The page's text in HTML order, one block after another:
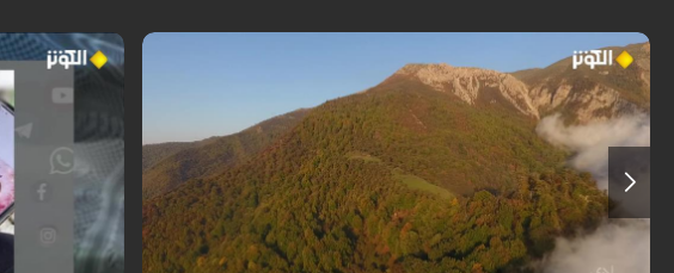
من قلب طبيعة هراز التي كانت يوماً من أجمل الموائل الطبيعية في إيران، يحذر
المعد من كارثة بيئية: "وحش الأعمال والمشاريع التدميرية تنهش بجسم طبيعة
رواية مؤثرة
وملابس وجهاز
ليفقدا كل شيء ...